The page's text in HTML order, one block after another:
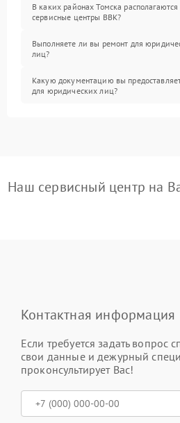
В каких районах Томска располагаются
сервисные центры BBK?
Выполняете ли вы ремонт для
лиц?
Какую документацию вы
для юридических лиц?
Наш сервисный центр на
Контактная информация
Если требуется задать вопрос
свои данные и дежурный
проконсультирует Вас!